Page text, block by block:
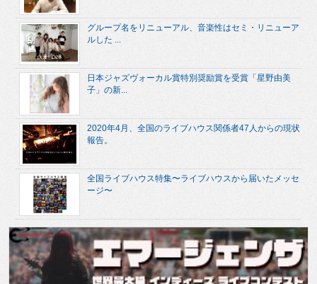
グループ名をリニューアル、音楽性はセミ・リニューア
ルした ...
日本ジャズヴォーカル賞特別奨励賞を受賞「星野由美
子」の新...
2020年4月、全国のライブハウス関係者47人からの現状
報告。
全国ライブハウス特集〜ライブハウスから届いたメッセ
ージ〜